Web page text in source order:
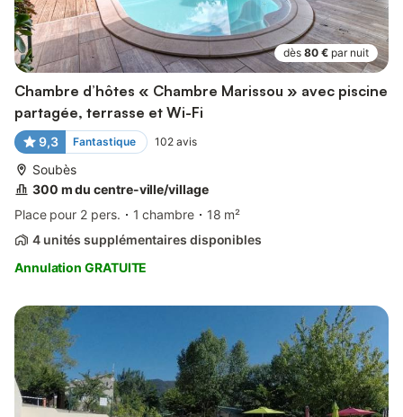
dès 80 € par nuit
Chambre d’hôtes « Chambre Marissou » avec piscine
partagée, terrasse et Wi-Fi
9,3 Fantastique 102 avis
Soubès
300 m du centre-ville/village
Place pour 2 pers.
1 chambre
18 m²
4 unités supplémentaires disponibles
Annulation GRATUITE